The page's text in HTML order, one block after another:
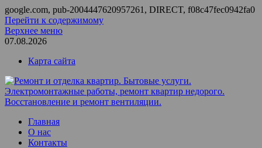
google.com, pub-2004447620957261, DIRECT, f08c47fec0942fa0
Перейти к содержимому
Верхнее меню
07.08.2026
Карта сайта
Ремонт и отделка квартир. Бытовые услуги.
Электромонтажные работы, ремонт квартир недорого.
Восстановление и ремонт вентиляции.
ООО Домус — ремонт квартир, обслуживание и ремонт
вентиляции, монтаж систем приточной вентиляции.
Главная
О нас
Контакты